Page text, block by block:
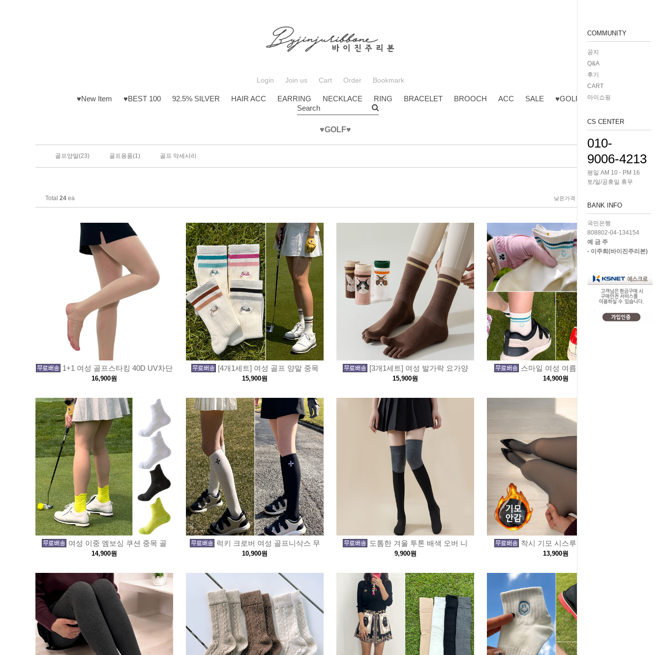
Login Join us Cart Order Bookmark
♥New Item ♥BEST 100 92.5% SILVER HAIR ACC EARRING NECKLACE RING BRACELET BROOCH ACC SALE
♥GOLF♥
Search
COMMUNITY
공지
Q&A
후기
CART
마이쇼핑
CS CENTER
010-
9006-4213
평일 AM 10 - PM 16
토/일/공휴일 휴무
BANK INFO
국민은행
808802-04-134154
예 금 주
- 이주희(바이진주리본)
♥GOLF♥
골프양말(23) 골프용품(1) 골프 악세사리
Total 24 ea 낮은가격
1+1 여성 골프스타킹 40D UV차단
16,900원
[4개1세트] 여성 골프 양말 중목
15,900원
[3개1세트] 여성 발가락 요가양
15,900원
스마일 여성 여름용 단목 발목
14,900원
여성 이중 엠보싱 쿠션 중목 골
14,900원
럭키 크로버 여성 골프니삭스 무
10,900원
도톰한 겨울 투톤 배색 오버 니
9,900원
착시 기모 시스루 팬티 스타킹
13,900원